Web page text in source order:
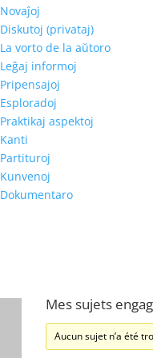
Novaĵoj
Diskutoj (privataj)
La vorto de la aŭtoro
Leĝaj informoj
Pripensajoj
Esploradoj
Praktikaj aspektoj
Kanti
Partituroj
Kunvenoj
Dokumentaro
Mes sujets
Aucun sujet n’a été